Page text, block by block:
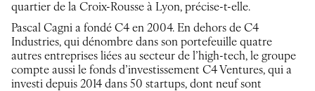
quartier de la Croix-Rousse à Lyon, précise-t-elle.
Pascal Cagni a fondé C4 en 2004. En dehors de C4
Industries, qui dénombre dans son portefeuille quatre
autres entreprises liées au secteur de l’high-tech, le groupe
compte aussi le fonds d’investissement C4 Ventures, qui a
investi depuis 2014 dans 50 startups, dont neuf sont